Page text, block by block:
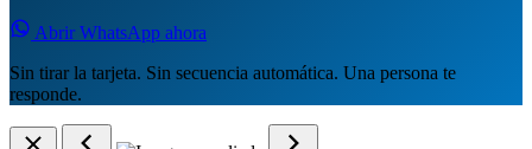
Abrir WhatsApp ahora
Sin tirar la tarjeta. Sin secuencia automática. Una persona te
responde.